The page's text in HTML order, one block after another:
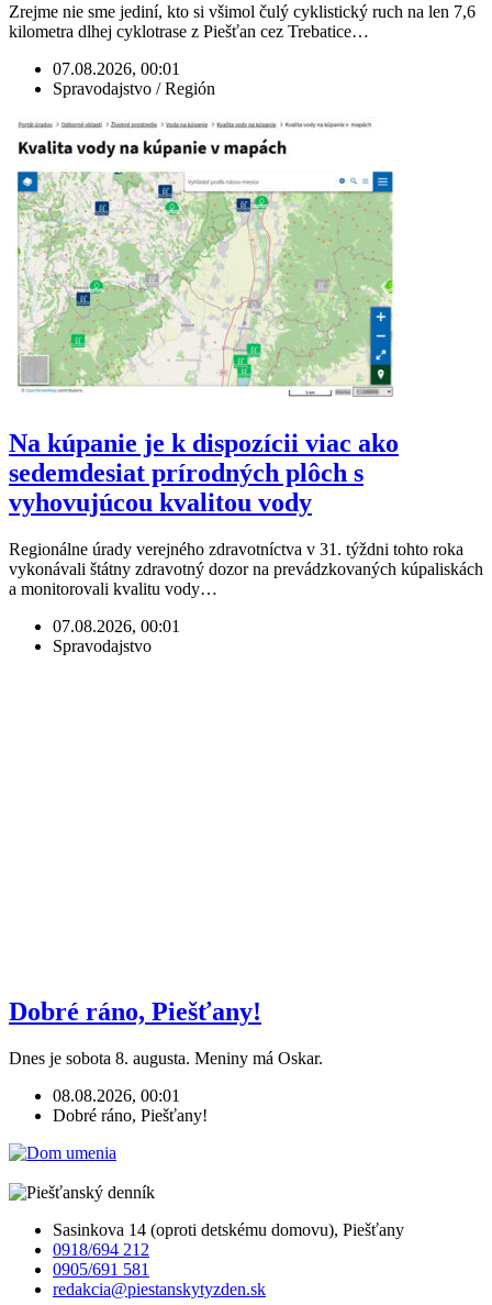
Zrejme nie sme jediní, kto si všimol čulý cyklistický ruch na len 7,6
kilometra dlhej cyklotrase z Piešťan cez Trebatice…
07.08.2026, 00:01
Spravodajstvo / Región
Na kúpanie je k dispozícii viac ako
sedemdesiat prírodných plôch s
vyhovujúcou kvalitou vody
Regionálne úrady verejného zdravotníctva v 31. týždni tohto roka
vykonávali štátny zdravotný dozor na prevádzkovaných kúpaliskách
a monitorovali kvalitu vody…
07.08.2026, 00:01
Spravodajstvo
Dobré ráno, Piešťany!
Dnes je sobota 8. augusta. Meniny má Oskar.
08.08.2026, 00:01
Dobré ráno, Piešťany!
Sasinkova 14 (oproti detskému domovu), Piešťany
0918/694 212
0905/691 581
redakcia@piestanskytyzden.sk